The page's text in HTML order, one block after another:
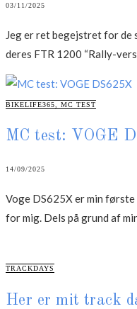
03/11/2025
Jeg er ret begejstret for de
deres FTR 1200 “Rally-
CATEGORIES
BIKELIFE365 MC TEST
MC test: VOGE
14/09/2025
Voge DS625X er min
for mig. Dels på grund af
CATEGORIES
TRACKDAYS
Her er mit track